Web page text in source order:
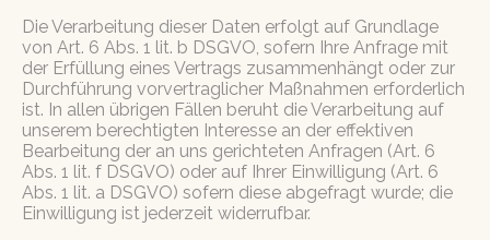
Die Verarbeitung dieser Daten erfolgt auf Grundlage
von Art. 6 Abs. 1 lit. b DSGVO, sofern Ihre Anfrage mit
der Erfüllung eines Vertrags zusammenhängt oder zur
Durchführung vorvertraglicher Maßnahmen erforderlich
ist. In allen übrigen Fällen beruht die Verarbeitung auf
unserem berechtigten Interesse an der effektiven
Bearbeitung der an uns gerichteten Anfragen (Art. 6
Abs. 1 lit. f DSGVO) oder auf Ihrer Einwilligung (Art. 6
Abs. 1 lit. a DSGVO) sofern diese abgefragt wurde; die
Einwilligung ist jederzeit widerrufbar.